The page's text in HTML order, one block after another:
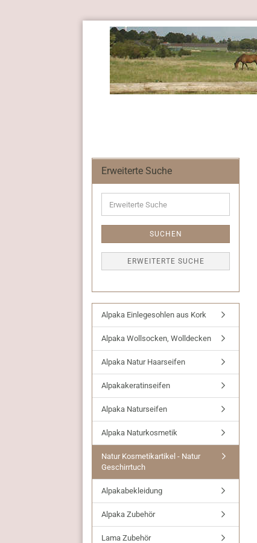
Erweiterte Suche
Suche
SUCHEN
ERWEITERTE SUCHE
Alpaka Einlegesohlen aus Kork
Alpaka Wollsocken, Wolldecken
Alpaka Natur Haarseifen
Alpakakeratinseifen
Alpaka Naturseifen
Alpaka Naturkosmetik
Natur Kosmetikartikel - Natur
Geschirrtuch
Alpakabekleidung
Alpaka Zubehör
Lama Zubehör